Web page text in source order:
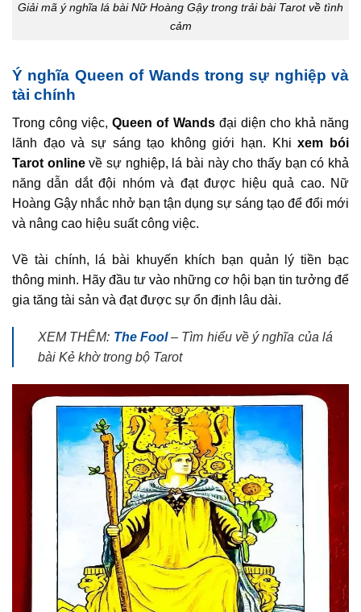
Giải mã ý nghĩa lá bài Nữ Hoàng Gậy trong trải bài Tarot về tình
cảm
Ý nghĩa Queen of Wands trong sự nghiệp và
tài chính
Trong công việc,Queen of Wandsđại diện cho khả năng
lãnh đạo và sự sáng tạo không giới hạn. Khixem bói
Tarot onlinevề sự nghiệp, lá bài này cho thấy bạn có khả
năng dẫn dắt đội nhóm và đạt được hiệu quả cao. Nữ
Hoàng Gậy nhắc nhở bạn tận dụng sự sáng tạo để đổi mới
và nâng cao hiệu suất công việc.
Về tài chính, lá bài khuyến khích bạn quản lý tiền bạc
thông minh. Hãy đầu tư vào những cơ hội bạn tin tưởng để
gia tăng tài sản và đạt được sự ổn định lâu dài.
XEM THÊM: The Fool– Tìm hiểu về ý nghĩa của lá
bài Kẻ khờ trong bộ Tarot